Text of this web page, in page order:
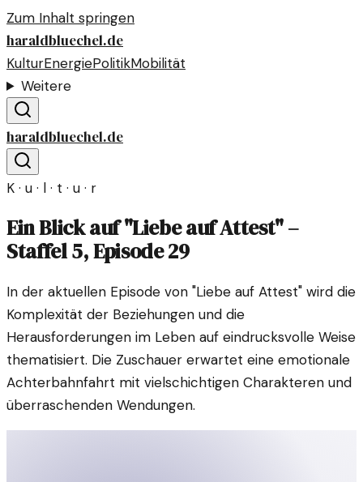
Zum Inhalt springen
haraldbluechel.de
KulturEnergiePolitikMobilität
Weitere
haraldbluechel.de
K · u · l · t · u · r
Ein Blick auf "Liebe auf Attest" –
Staffel 5, Episode 29
In der aktuellen Episode von "Liebe auf Attest" wird die
Komplexität der Beziehungen und die
Herausforderungen im Leben auf eindrucksvolle Weise
thematisiert. Die Zuschauer erwartet eine emotionale
Achterbahnfahrt mit vielschichtigen Charakteren und
überraschenden Wendungen.